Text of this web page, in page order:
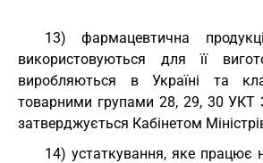
13) фармацевтична
використовуються для її
виробляються в Україні та
товарними групами 28, 29, 30УКТ
затверджується Кабінетом
14) устаткування, яке працює